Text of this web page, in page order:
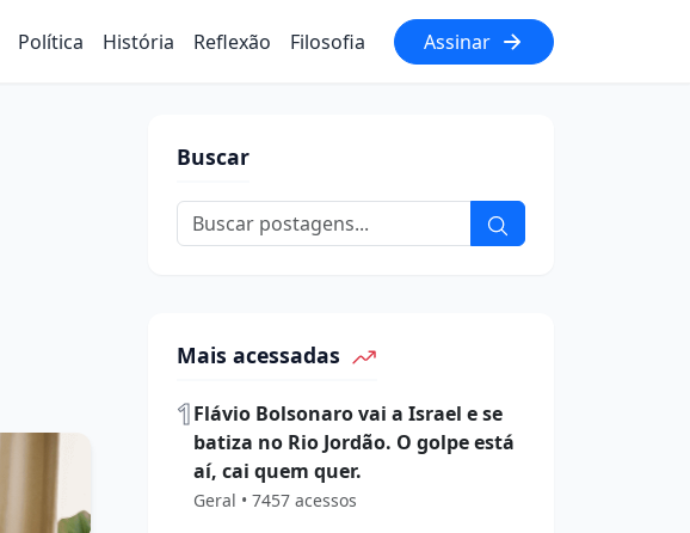
Política História Reflexão Filosofia Assinar
Buscar
Mais acessadas
1Flávio Bolsonaro vai a Israel e se
batiza no Rio Jordão. O golpe está
aí, cai quem quer.
Geral • 7457 acessos